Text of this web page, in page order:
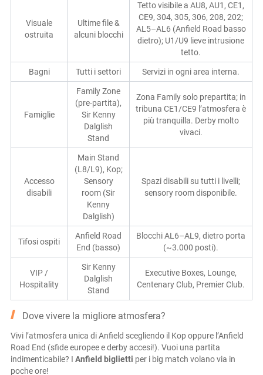
Visuale
ostruita
Ultime file &
alcuni blocchi
Tetto visibile a AU8, AU1, CE1,
CE9, 304, 305, 306, 208, 202;
AL5–AL6 (Anfield Road basso
dietro); U1/U9 lieve intrusione
tetto.
Bagni Tutti i settori Servizi in ogni area interna.
Famiglie
Family Zone
(pre-partita),
Sir Kenny
Dalglish
Stand
Zona Family solo prepartita; in
tribuna CE1/CE9 l’atmosfera è
più tranquilla. Derby molto
vivaci.
Accesso
disabili
Main Stand
(L8/L9), Kop;
Sensory
room (Sir
Kenny
Dalglish)
Spazi disabili su tutti i livelli;
sensory room disponibile.
Tifosi ospiti
Anfield Road
End (basso)
Blocchi AL6–AL9, dietro porta
(~3.000 posti).
VIP /
Hospitality
Sir Kenny
Dalglish
Stand
Executive Boxes, Lounge,
Centenary Club, Premier Club.
Dove vivere la migliore atmosfera?
Vivi l’atmosfera unica di Anfield scegliendo il Kop oppure l’Anfield
Road End (sfide europee e derby accesi!). Vuoi una partita
indimenticabile? I Anfield biglietti per i big match volano via in
poche ore!